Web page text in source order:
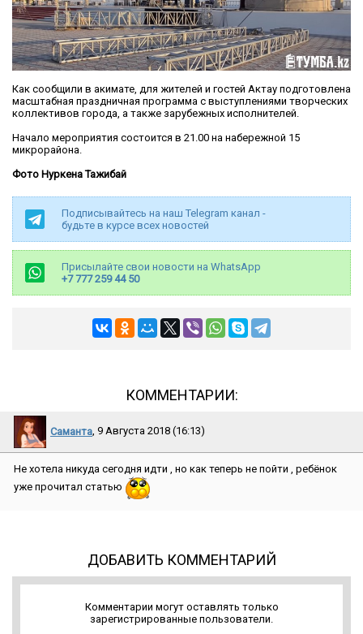
Как сообщили в акимате, для жителей и гостей Актау подготовлена
масштабная праздничная программа с выступлениями творческих
коллективов города, а также зарубежных исполнителей.
Начало мероприятия состоится в 21.00 на набережной 15
микрорайона.
Фото Нуркена Тажибай
Подписывайтесь на наш Telegram канал -
будьте в курсе всех новостей
Присылайте свои новости на WhatsApp
+7 777 259 44 50
КОММЕНТАРИИ:
Саманта, 9 Августа 2018 (16:13)
Не хотела никуда сегодня идти , но как теперь не пойти , ребёнок
уже прочитал статью
ДОБАВИТЬ КОММЕНТАРИЙ
Комментарии могут оставлять только
зарегистрированные пользователи.